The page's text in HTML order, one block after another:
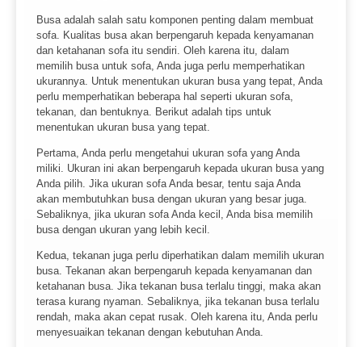
Busa adalah salah satu komponen penting dalam membuat
sofa. Kualitas busa akan berpengaruh kepada kenyamanan
dan ketahanan sofa itu sendiri. Oleh karena itu, dalam
memilih busa untuk sofa, Anda juga perlu memperhatikan
ukurannya. Untuk menentukan ukuran busa yang tepat, Anda
perlu memperhatikan beberapa hal seperti ukuran sofa,
tekanan, dan bentuknya. Berikut adalah tips untuk
menentukan ukuran busa yang tepat.
Pertama, Anda perlu mengetahui ukuran sofa yang Anda
miliki. Ukuran ini akan berpengaruh kepada ukuran busa yang
Anda pilih. Jika ukuran sofa Anda besar, tentu saja Anda
akan membutuhkan busa dengan ukuran yang besar juga.
Sebaliknya, jika ukuran sofa Anda kecil, Anda bisa memilih
busa dengan ukuran yang lebih kecil.
Kedua, tekanan juga perlu diperhatikan dalam memilih ukuran
busa. Tekanan akan berpengaruh kepada kenyamanan dan
ketahanan busa. Jika tekanan busa terlalu tinggi, maka akan
terasa kurang nyaman. Sebaliknya, jika tekanan busa terlalu
rendah, maka akan cepat rusak. Oleh karena itu, Anda perlu
menyesuaikan tekanan dengan kebutuhan Anda.